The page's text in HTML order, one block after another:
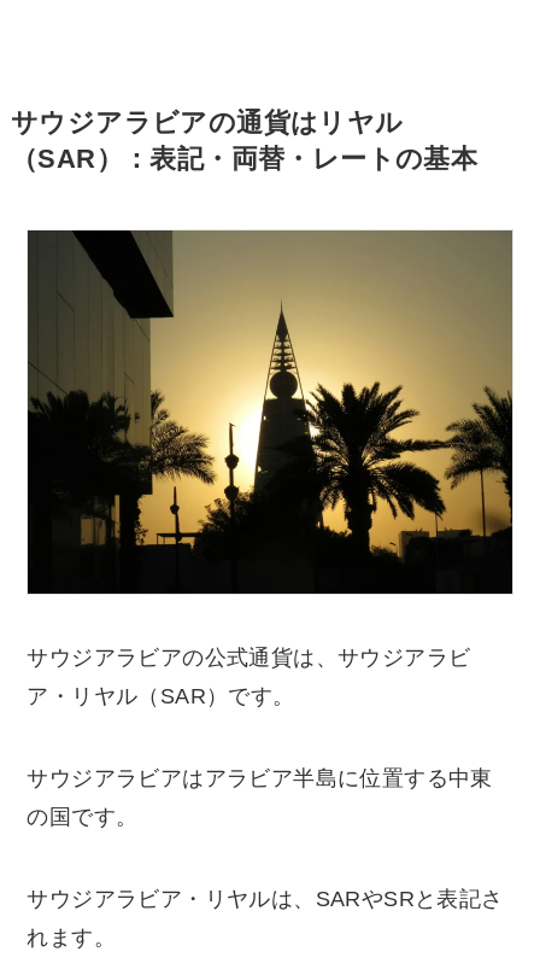
サウジアラビアの通貨はリヤル
（SAR）：表記・両替・レートの基本
サウジアラビアの公式通貨は、サウジアラビ
ア・リヤル（SAR）です。
サウジアラビアはアラビア半島に位置する中東
の国です。
サウジアラビア・リヤルは、SARやSRと表記さ
れます。